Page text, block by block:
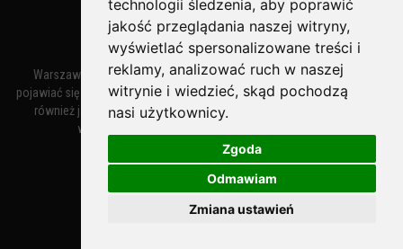
technologii śledzenia, aby poprawić
jakość przeglądania naszej witryny,
wyświetlać spersonalizowane treści i
reklamy, analizować ruch w naszej
witrynie i wiedzieć, skąd pochodzą
nasi użytkownicy.
Zgoda
Odmawiam
Zmiana ustawień
Warszawa – miasto stołeczne Warszawa. Nazwa miasta zaczęła
pojawiać się w dokumentach w XIV wieku jako Warszewa, a od XV wieku
również jako Warszowa. Zmiana nazwy na Warszawa w XV wieku
wynikała z mazowieckiej wymowy dialektycznej.